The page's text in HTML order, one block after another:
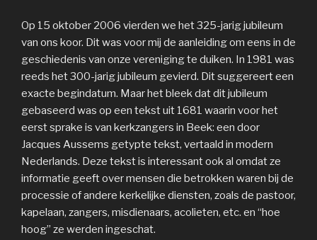
Op 15 oktober 2006 vierden we het 325-jarig jubileum
van ons koor. Dit was voor mij de aanleiding om eens in de
geschiedenis van onze vereniging te duiken. In 1981 was
reeds het 300-jarig jubileum gevierd. Dit suggereert een
exacte begindatum. Maar het bleek dat dit jubileum
gebaseerd was op een tekst uit 1681 waarin voor het
eerst sprake is van kerkzangers in Beek: een door
Jacques Aussems getypte tekst, vertaald in modern
Nederlands. Deze tekst is interessant ook al omdat ze
informatie geeft over mensen die betrokken waren bij de
processie of andere kerkelijke diensten, zoals de pastoor,
kapelaan, zangers, misdienaars, acolieten, etc. en “hoe
hoog” ze werden ingeschat.